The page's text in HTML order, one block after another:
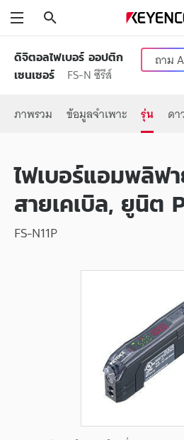
ดิจิตอลไฟเบอร์ ออปติก
เซนเซอร์
FS-N ซีรีส์
ถาม
ภาพรวม ข้อมูลจำเพาะ รุ่น ด
ไฟเบอร์แอมพลิฟ
สายเคเบิล, ยูนิต
FS-N11P